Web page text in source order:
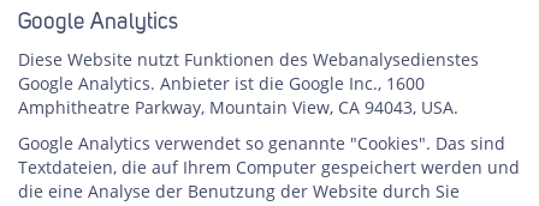
Google Analytics
Diese Website nutzt Funktionen des Webanalysedienstes
Google Analytics. Anbieter ist die Google Inc., 1600
Amphitheatre Parkway, Mountain View, CA 94043, USA.
Google Analytics verwendet so genannte "Cookies". Das sind
Textdateien, die auf Ihrem Computer gespeichert werden und
die eine Analyse der Benutzung der Website durch Sie